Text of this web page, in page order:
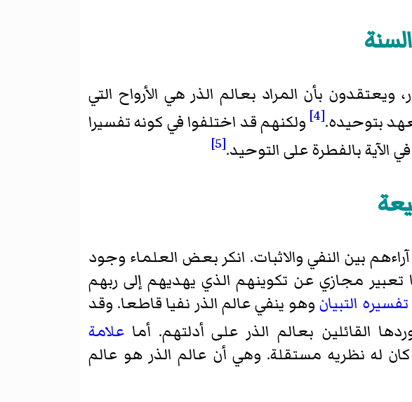
بأن المراد بعالم الذر هي الأرواح التي
بتوحيده.[4]
ولكنهم قد اختلفوا في كونه تفسيرا
الآية بالفطرة على التوحيد.[5]
بين النفي والاثبات. انكر بعض العلماء وجود
تعبير مجازي عن تكوينهم الذي يهديهم إلى ربهم
تفسيره التبيان وهو ينفي عالم الذر نفيا قاطعا. وقد
القائلين بعالم الذر علی أدلتهم. أما علامة
له نظريه مستقلة. وهي أن عالم الذر هو عالم